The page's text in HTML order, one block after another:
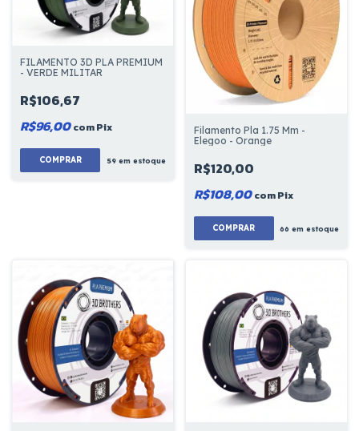
FILAMENTO 3D PLA PREMIUM
- VERDE MILITAR
R$106,67
R$96,00comPix
COMPRAR 59em estoque
Filamento Pla 1.75 Mm -
Elegoo - Orange
R$120,00
R$108,00comPix
66 em estoque